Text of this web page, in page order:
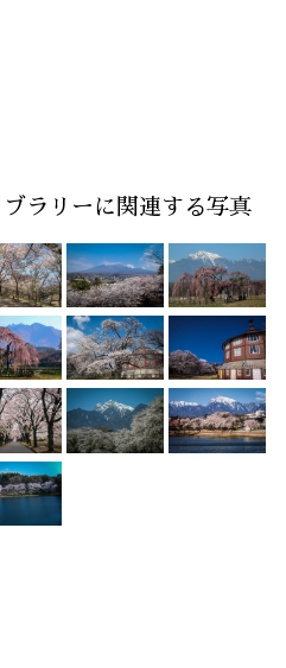
ラリーに関連する写真